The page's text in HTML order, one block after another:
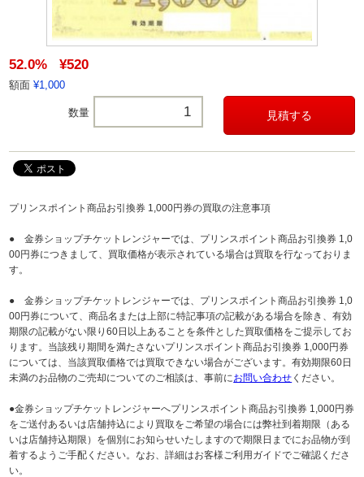
52.0% ¥520
額面 ¥1,000
数量
プリンスポイント商品お引換券 1,000円券の買取の注意事項
● 金券ショップチケットレンジャーでは、プリンスポイント商品お引換券 1,0
00円券につきまして、買取価格が表示されている場合は買取を行なっておりま
す。
● 金券ショップチケットレンジャーでは、プリンスポイント商品お引換券 1,0
00円券について、商品名または上部に特記事項の記載がある場合を除き、有効
期限の記載がない限り60日以上あることを条件とした買取価格をご提示してお
ります。当該残り期間を満たさないプリンスポイント商品お引換券 1,000円券
については、当該買取価格では買取できない場合がございます。有効期限60日
未満のお品物のご売却についてのご相談は、事前にお問い合わせ ください。
●金券ショップチケットレンジャーへプリンスポイント商品お引換券 1,000円券
をご送付あるいは店舗持込により買取をご希望の場合には弊社到着期限（ある
いは店舗持込期限）を個別にお知らせいたしますので期限日までにお品物が到
着するようご手配ください。なお、詳細はお客様ご利用ガイドでご確認くださ
い。